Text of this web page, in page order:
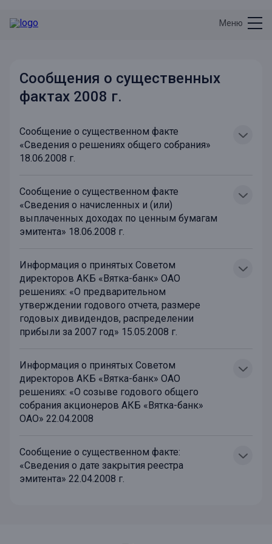
Меню
Сообщения о существенных
фактах 2008 г.
Cообщение о существенном факте
«Cведения о решениях общего собрания»
18.06.2008 г.
Cообщение о существенном факте
«Сведения о начисленных и (или)
выплаченных доходах по ценным бумагам
эмитента» 18.06.2008 г.
Информация о принятых Советом
директоров АКБ «Вятка-банк» ОАО
решениях: «О предварительном
утверждении годового отчета, размере
годовых дивидендов, распределении
прибыли за 2007 год» 15.05.2008 г.
Информация о принятых Советом
директоров АКБ «Вятка-банк» ОАО
решениях: «О созыве годового общего
собрания акционеров АКБ «Вятка-банк»
ОАО» 22.04.2008
Сообщение о существенном факте:
«Сведения о дате закрытия реестра
эмитента» 22.04.2008 г.